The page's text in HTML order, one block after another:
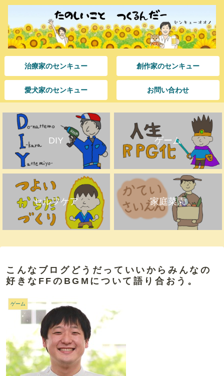
治療家のセンキュー 創作家のセンキュー
愛犬家のセンキュー お問い合わせ
DIY ゲーム
セルフケア 家庭菜園
こんなブログどうだっていいからみんなの
好きなFFのBGMについて語り合おう。
ゲーム